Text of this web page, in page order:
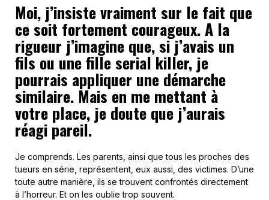
Moi, j’insiste vraiment sur le fait que
ce soit fortement courageux. A la
rigueur j’imagine que, si j’avais un
fils ou une fille serial killer, je
pourrais appliquer une démarche
similaire. Mais en me mettant à
votre place, je doute que j’aurais
réagi pareil.
Je comprends. Les parents, ainsi que tous les proches des
tueurs en série, représentent, eux aussi, des victimes. D’une
toute autre manière, ils se trouvent confrontés directement
à l’horreur. Et on les oublie trop souvent.